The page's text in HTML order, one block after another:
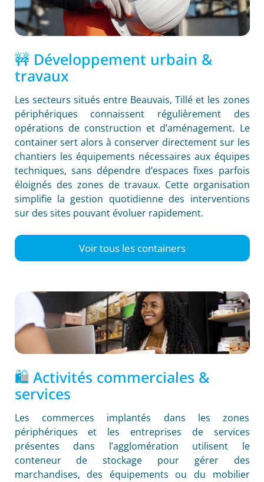
🚧 Développement urbain &
travaux
Les secteurs situés entre Beauvais, Tillé et les zones
périphériques connaissent régulièrement des
opérations de construction et d’aménagement. Le
container sert alors à conserver directement sur les
chantiers les équipements nécessaires aux équipes
techniques, sans dépendre d’espaces fixes parfois
éloignés des zones de travaux. Cette organisation
simplifie la gestion quotidienne des interventions
sur des sites pouvant évoluer rapidement.
Voir tous les containers
🛍️ Activités commerciales &
services
Les commerces implantés dans les zones
périphériques et les entreprises de services
présentes dans l’agglomération utilisent le
conteneur de stockage pour gérer des
marchandises, des équipements ou du mobilier